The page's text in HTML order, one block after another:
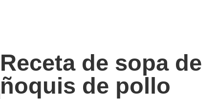
Receta de sopa de
ñoquis de pollo